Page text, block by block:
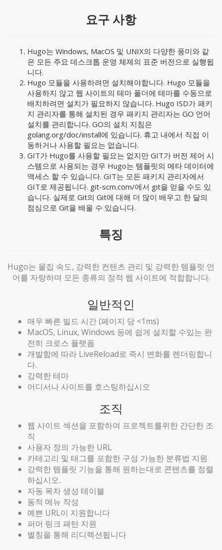
요구 사항
Hugo는 Windows, MacOS 및 UNIX의 다양한 풍미와 같
은 모든 주요 데스크톱 운영 체제의 표준 버전으로 실행됩
니다.
Hugo 모듈을 사용하려면 설치해야합니다. Hugo 모듈을
사용하지 않고 웹 사이트의 테마 폴더에 테마를 수동으로
배치하려면 설치가 필요하지 않습니다. Hugo ISD가 패키
지 관리자를 통해 설치된 경우 패키지 관리자는 GO 언어
설치를 관리합니다. GO의 설치 지침은
golang.org/doc/install에 있습니다. 휴고 내에서 직접 이
동하거나 사용할 필요는 없습니다.
GIT가 Hugo를 사용할 필요는 없지만 GIT가 버전 제어 시
스템으로 사용되는 경우 Hugo는 템플릿의 메타 데이터에
액세스 할 수 있습니다. GIT는 모든 패키지 관리자에서
GIT로 제공됩니다. git-scm.com/에서 git을 얻을 수도 있
습니다. 실제로 Git의 Git에 대해 더 많이 배우고 한 달의
점심으로 Git을 배울 수 있습니다.
특징
Hugo는 물집 속도, 강력한 컨텐츠 관리 및 강력한 템플릿 언
어를 자랑하며 모든 종류의 정적 웹 사이트에 적합합니다.
일반적인
매우 빠른 빌드 시간 (페이지 당 <1ms)
MacOS, Linux, Windows 등에 쉽게 설치할 수있는 완
전히 크로스 플랫폼
개발함에 따라 LiveReload로 즉시 변화를 렌더링합니
다.
강력한 테마
어디서나 사이트를 호스팅하십시오
조직
웹 사이트 섹션을 포함하여 프로젝트를위한 간단한 조
직
사용자 정의 가능한 URL
카테고리 및 태그를 포함한 구성 가능한 분류법 지원
강력한 템플릿 기능을 통해 원하는대로 콘텐츠를 정렬
하십시오.
자동 목차 생성 테이블
동적 메뉴 작성
예쁜 URL이 지원합니다
퍼머 링크 패턴 지원
별칭을 통해 리디렉션됩니다